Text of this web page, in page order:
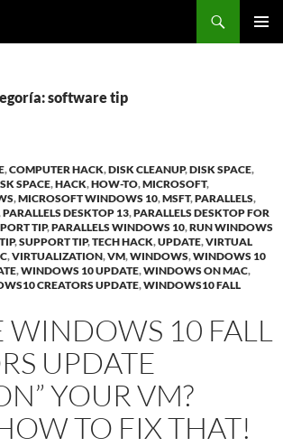
software tip
,COMPUTER HACK,DISK CLEANUP,DISK SPACE,
SPACE,HACK,HOW-TO,MICROSOFT,
,MICROSOFT WINDOWS 10,MSFT,PARALLELS,
PARALLELS DESKTOP 13,PARALLELS DESKTOP FOR
TIP,PARALLELS WINDOWS 10,RUN WINDOWS
,SUPPORT TIP,TECH HACK,UPDATE,VIRTUAL
,VIRTUALIZATION,VM,WINDOWS,WINDOWS 10
,WINDOWS 10 UPDATE,WINDOWS ON MAC,
CREATORS UPDATE,WINDOWS10 FALL
WINDOWS 10 FALL
UPDATE
YOUR VM?
TO FIX THAT!